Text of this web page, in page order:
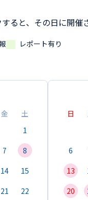
ると、その日に開催
レポート有り
金
土
1
7
8
14
15
21
22
日
6
13
20